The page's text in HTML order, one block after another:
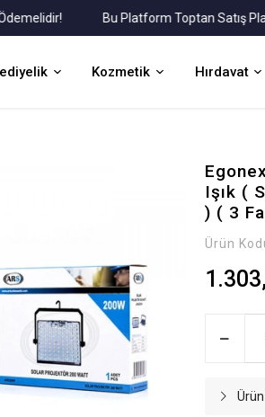
Bu Platform Toptan Satış
Kozmetik Hırdavat
Işık (
) ( 3
Ürün